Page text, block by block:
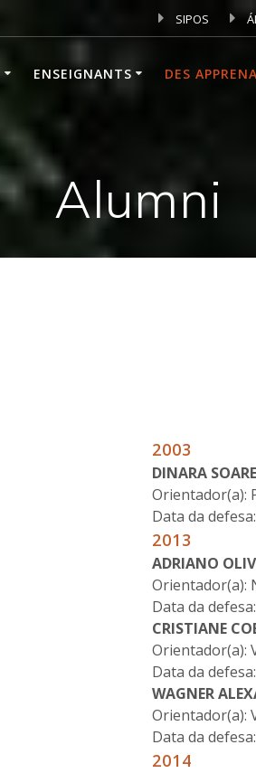
SIPOS
ENSEIGNANTS DES
Alumni
2003
DINARA
Orientador(a):
Data da
2013
ADRIANO
Orientador(a):
Data da
CRISTIANE
Orientador(a):
Data da
WAGNER
Orientador(a):
Data da
2014